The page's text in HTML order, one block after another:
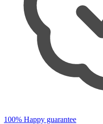
100% Happy guarantee